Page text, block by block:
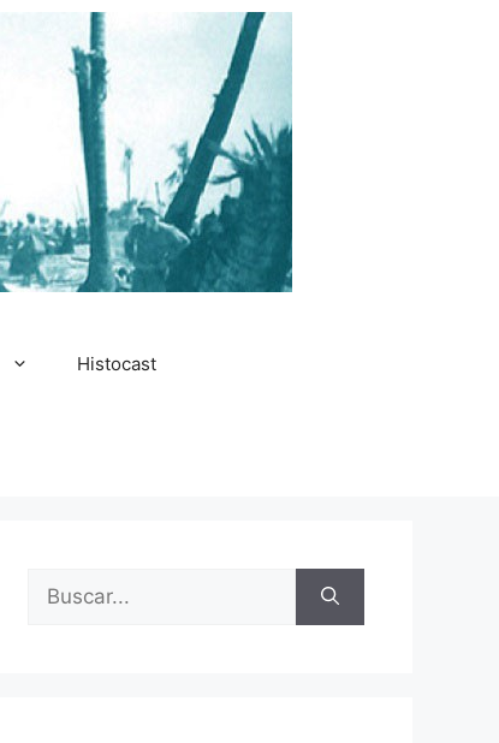
Histocast
Buscar: